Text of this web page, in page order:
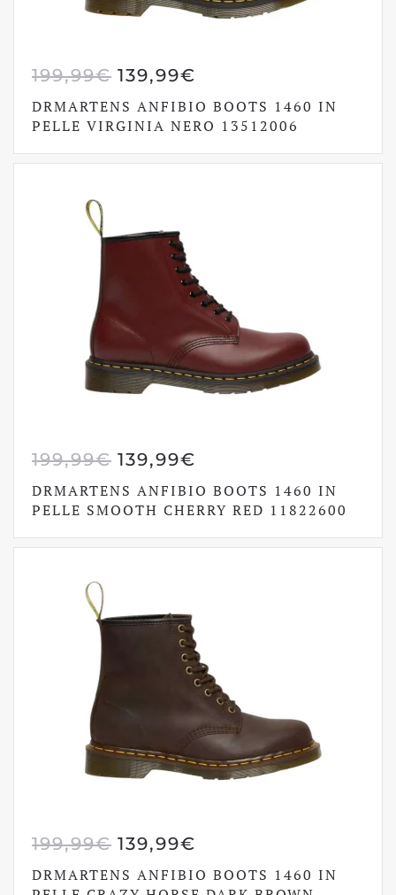
199,99€ IL
PREZZO
ORIGINALE
ERA:
139,99€
PREZZO
ATTUALE
È:
DRMARTENS ANFIBIO BOOTS 1460 IN
PELLE VIRGINIA NERO 13512006
199,99€ IL
PREZZO
ORIGINALE
ERA:
139,99€
PREZZO
ATTUALE
È:
DRMARTENS ANFIBIO BOOTS 1460 IN
PELLE SMOOTH CHERRY RED 11822600
199,99€ IL
PREZZO
139,99€
PREZZO
DRMARTENS ANFIBIO BOOTS 1460 IN